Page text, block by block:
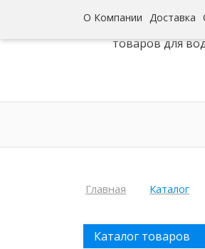
О Компании Доставка
Интернет-
товаров для
Главная Каталог
Каталог товаров